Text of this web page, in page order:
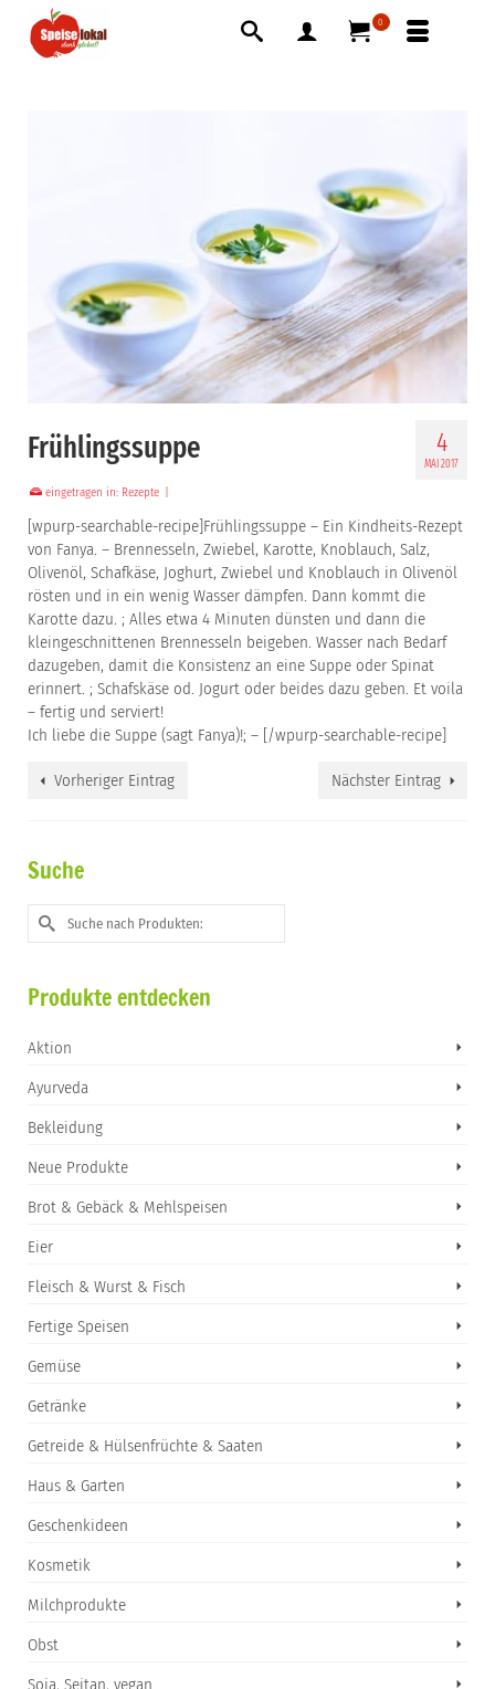
0
4
MAI 2017
Frühlingssuppe
eingetragen in: Rezepte
[wpurp-searchable-recipe]Frühlingssuppe – Ein Kindheits-Rezept
von Fanya. – Brennesseln, Zwiebel, Karotte, Knoblauch, Salz,
Olivenöl, Schafkäse, Joghurt, Zwiebel und Knoblauch in Olivenöl
rösten und in ein wenig Wasser dämpfen. Dann kommt die
Karotte dazu. ; Alles etwa 4 Minuten dünsten und dann die
kleingeschnittenen Brennesseln beigeben. Wasser nach Bedarf
dazugeben, damit die Konsistenz an eine Suppe oder Spinat
erinnert. ; Schafskäse od. Jogurt oder beides dazu geben. Et voila
– fertig und serviert!
Ich liebe die Suppe (sagt Fanya)!; – [/wpurp-searchable-recipe]
Vorheriger Eintrag Nächster Eintrag
Suche
Suche
nach:
Produkte entdecken
Aktion
Ayurveda
Bekleidung
Neue Produkte
Brot & Gebäck & Mehlspeisen
Eier
Fleisch & Wurst & Fisch
Fertige Speisen
Gemüse
Getränke
Getreide & Hülsenfrüchte & Saaten
Haus & Garten
Geschenkideen
Kosmetik
Milchprodukte
Obst
Soja, Seitan, vegan